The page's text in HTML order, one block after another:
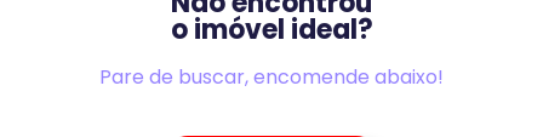
o imóvel ideal?
Pare de buscar, encomende abaixo!